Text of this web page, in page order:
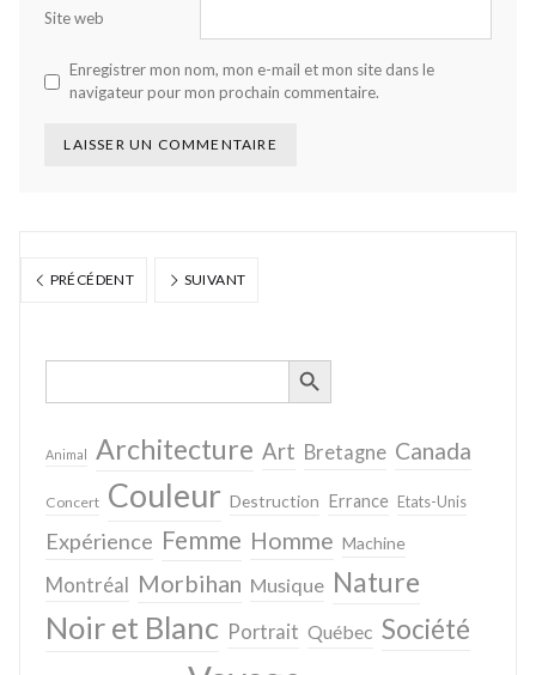
Site web
Enregistrer mon nom, mon e-mail et mon site dans le
navigateur pour mon prochain commentaire.
PRÉCÉDENT SUIVANT
Search
SEARCH BUTTON
Animal Architecture Art Bretagne Canada
Concert Couleur Destruction Errance Etats-Unis
Expérience Femme Homme Machine
Montréal Morbihan Musique Nature
Noir et Blanc Portrait Québec Société